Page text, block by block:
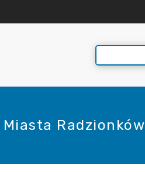
Radzionków